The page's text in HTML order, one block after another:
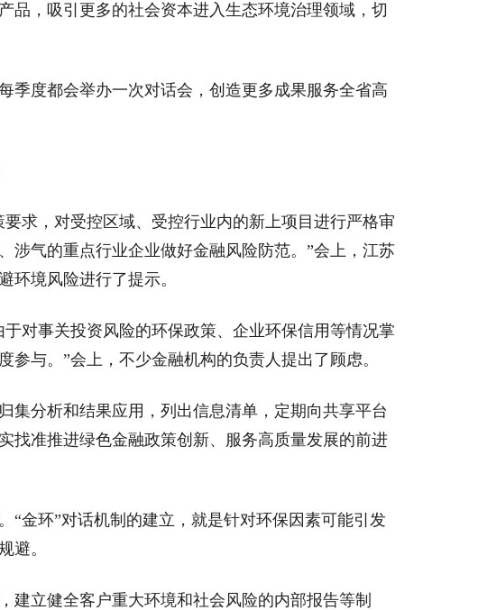
品，吸引更多的社会资本进入生态环境治理领域，切
度都会举办一次对话会，创造更多成果服务全省高
，对受控区域、受控行业内的新上项目进行严格审
涉气的重点行业企业做好金融风险防范。”会上，江苏
环境风险进行了提示。
事关投资风险的环保政策、企业环保信用等情况掌
与。”会上，不少金融机构的负责人提出了顾虑。
分析和结果应用，列出信息清单，定期向共享平台
找准推进绿色金融政策创新、服务高质量发展的前进
环”对话机制的建立，就是针对环保因素可能引发
避。
立健全客户重大环境和社会风险的内部报告等制